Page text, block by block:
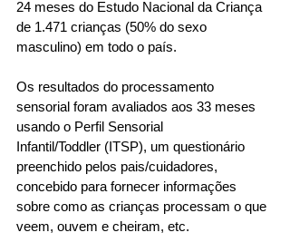
24 meses do Estudo Nacional da Criança
de 1.471 crianças (50% do sexo
masculino) em todo o país.
Os resultados do processamento
sensorial foram avaliados aos 33 meses
usando o Perfil Sensorial
Infantil/Toddler (ITSP), um questionário
preenchido pelos pais/cuidadores,
concebido para fornecer informações
sobre como as crianças processam o que
veem, ouvem e cheiram, etc.